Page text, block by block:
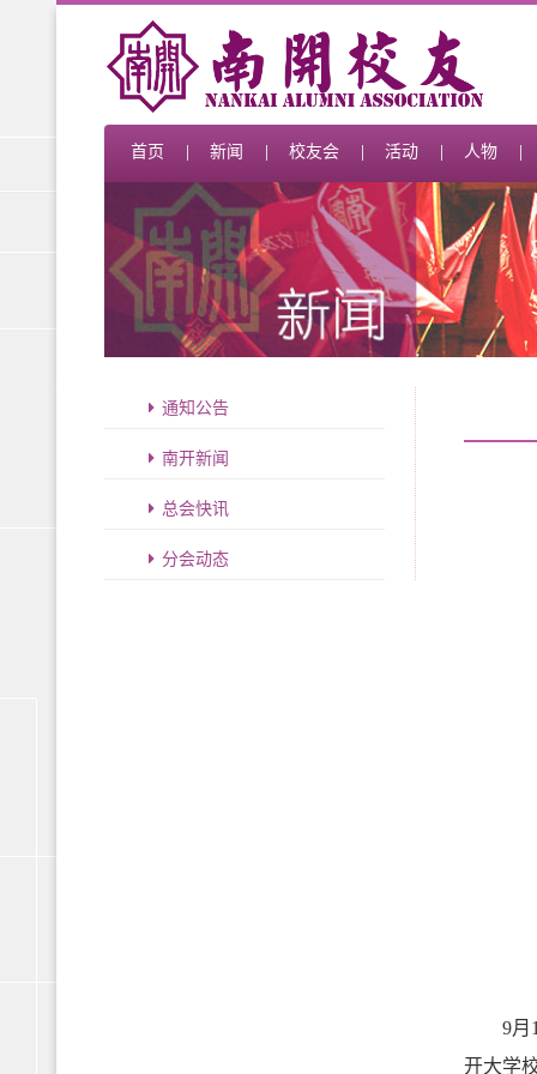
首页 新闻 校友会 活动 人物
通知公告
南开新闻
总会快讯
分会动态
9月11
开大学